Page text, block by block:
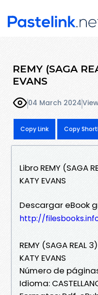
REMY (SAGA
EVANS
04 March 2024
Copy Link Copy
Libro REMY (SAGA
KATY EVANS
Descargar eBook
http://
REMY (SAGA REAL 3)
KATY EVANS
Número de
Idioma: